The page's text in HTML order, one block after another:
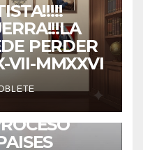
PERDER
VII-MMXXVI
INTERNACIONALES
NO
JEFES DE